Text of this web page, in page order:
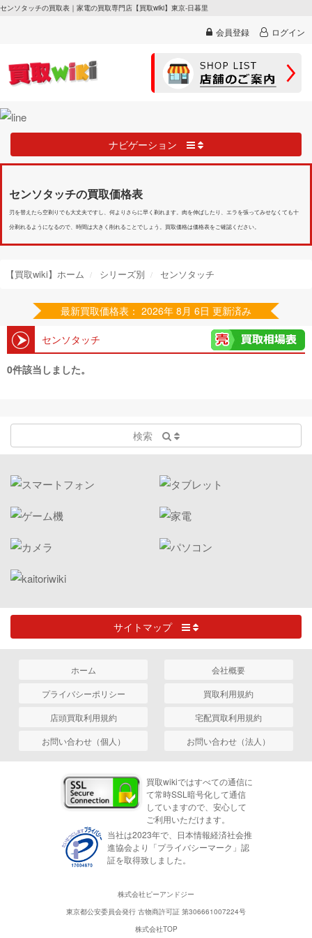
センソタッチの買取表｜家電の買取専門店【買取wiki】東京-日暮里
会員登録 ログイン
ナビゲーション
センソタッチの買取価格表
刃を替えたら空剃りでも大丈夫ですし、何よりさらに早く剃れます。肉を伸ばしたり、エラを張ってみせなくても十
分剃れるようになるので、時間は大きく削れることでしょう。買取価格は価格表をご確認ください。
【買取wiki】ホーム シリーズ別 センソタッチ
最新買取価格表： 2026年 8月 6日 更新済み
センソタッチ
0件該当しました。
検索
サイトマップ
ホーム
会社概要
プライバシーポリシー
買取利用規約
店頭買取利用規約
宅配買取利用規約
お問い合わせ（個人）
お問い合わせ（法人）
買取wikiではすべての通信に
て常時SSL暗号化して通信
していますので、安心して
ご利用いただけます。
当社は2023年で、日本情報経済社会推
進協会より「プライバシーマーク」認
証を取得致しました。
株式会社ピーアンドジー
東京都公安委員会発行 古物商許可証 第306661007224号
株式会社TOP